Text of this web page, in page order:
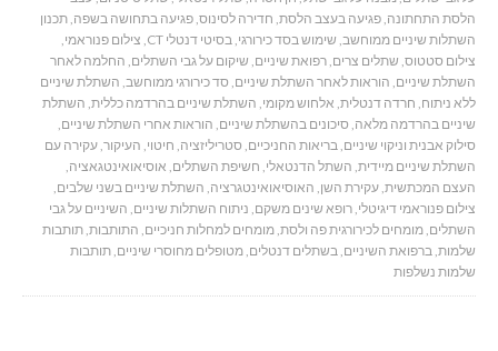
הלסת התחתונה,פגיעה בעצב הלסת, חדירה לסינוס,פגיעה בתחושה בשפה,תכנון
השתלות שיניים ממוחשב, שימוש בסד כירורגי,בסיטי דנטלי CT , צילום פנוראמי,
צילום סטטוס, שתלים צרים,רפואת שיניים, שיקום על גבי השתלים, החלמה לאחר
השתלת שיניים, הוראות לאחר השתלת שיניים, סד כירורגי ממוחשב, השתלת שיניים
ללא ניתוח, חרדה דנטלית, אלחוש מקומי, השתלת שיניים בהרדמה כללית, השתלת
שיניים בהרדמה מלאה, סיכונים בהשתלת שיניים, הוראות אחרי השתלת שיניים,
סילוק אבנית וניקוי שיניים,בריאות החניכיים, סטריליזציה, חיטוי, העיקור,עקירה עם
השתלת שיניים מיידית, השתל הדנטאלי, חשיפת השתלים, אוסיאואינטגאציה,
העצם המכתשית,עקירת השן, האוסיאואינטגרציה, השתלת שיניים בשני שלבים,
צילום פנוראמי דיגיטלי,רופא שינים משקם, ניתוח השתלות שיניים, השיניים על גבי
השתלים,מומחים לכירורגית פה ולסת,מומחים למחלות חניכיים, התותבות,תותבות
שלמות,ברפואת השיניים,בשתלים דנטלים,מטופלים מחוסרי שיניים,תותבות
שלמות נשלפות